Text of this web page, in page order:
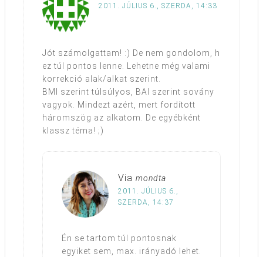
2011. JÚLIUS 6., SZERDA, 14:33
Jót számolgattam! :) De nem gondolom, h
ez túl pontos lenne. Lehetne még valami
korrekció alak/alkat szerint.
BMI szerint túlsúlyos, BAI szerint sovány
vagyok. Mindezt azért, mert fordított
háromszög az alkatom. De egyébként
klassz téma! ;)
Via mondta
2011. JÚLIUS 6.,
SZERDA, 14:37
Én se tartom túl pontosnak
egyiket sem, max. irányadó lehet.